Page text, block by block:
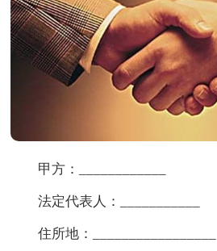
甲方：____________
法定代表人：___________
住所地：_________________